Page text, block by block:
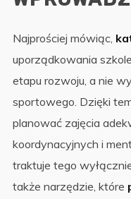
Najprościej mówiąc,
uporządkowania
etapu rozwoju, a nie
sportowego. Dzięki
planować zajęcia
koordynacyjnych i
traktuje tego
także narzędzie, które